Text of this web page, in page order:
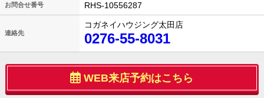
お問合せ番号 RHS-10556287
連絡先
コガネイハウジング太田店
0276-55-8031
WEB来店予約はこちら